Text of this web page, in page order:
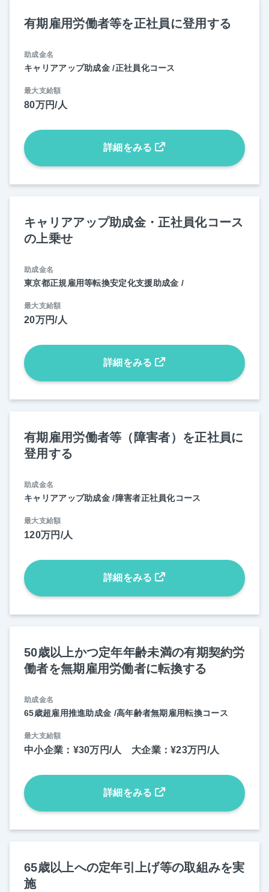
有期雇用労働者等を正社員に登用する
助成金名
キャリアアップ助成金 /正社員化コース
最大支給額
80万円/人
詳細をみる
キャリアアップ助成金・正社員化コース
の上乗せ
助成金名
東京都正規雇用等転換安定化支援助成金 /
最大支給額
20万円/人
詳細をみる
有期雇用労働者等（障害者）を正社員に
登用する
助成金名
キャリアアップ助成金 /障害者正社員化コース
最大支給額
120万円/人
詳細をみる
50歳以上かつ定年年齢未満の有期契約労
働者を無期雇用労働者に転換する
助成金名
65歳超雇用推進助成金 /高年齢者無期雇用転換コース
最大支給額
中小企業：¥30万円/人 大企業：¥23万円/人
詳細をみる
65歳以上への定年引上げ等の取組みを実
施